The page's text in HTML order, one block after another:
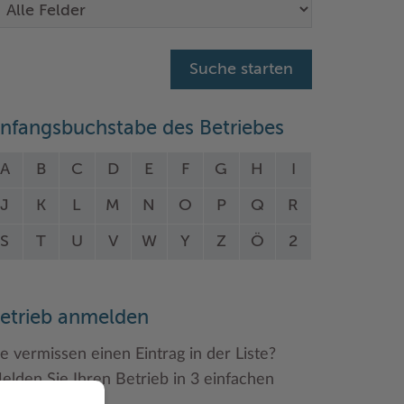
des Betriebes
A B C D E F G H
J K L M N O P Q R
S T U V W Y Z Ö 2
anmelden
vermissen einen Eintrag in der Liste?
Sie Ihren Betrieb in 3 einfachen